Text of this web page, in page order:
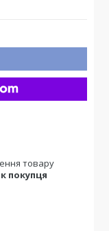
товару
покупця